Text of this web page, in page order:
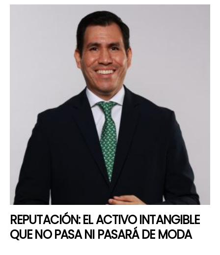
REPUTACIÓN: EL ACTIVO INTANGIBLE
QUE NO PASA NI PASARÁ DE MODA